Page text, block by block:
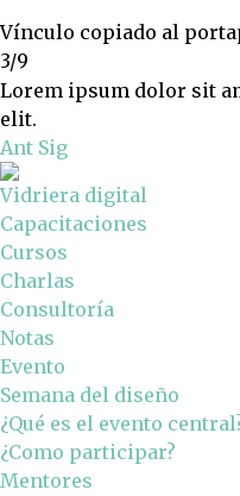
Vínculo copiado al
3/9
Lorem ipsum dolor sit
elit.
Ant Sig
Vidriera digital
Capacitaciones
Cursos
Charlas
Consultoría
Notas
Evento
Semana del diseño
¿Qué es el evento
¿Como participar?
Mentores